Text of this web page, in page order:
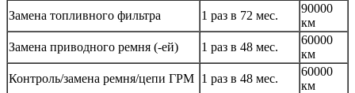
Замена топливного фильтра
1 раз в 72 мес.
90000
км
Замена приводного ремня (-ей)
1 раз в 48 мес.
60000
км
Контроль/замена ремня/цепи ГРМ 1 раз в 48 мес.
60000
км